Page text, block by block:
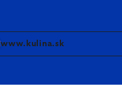
www.kulina.sk